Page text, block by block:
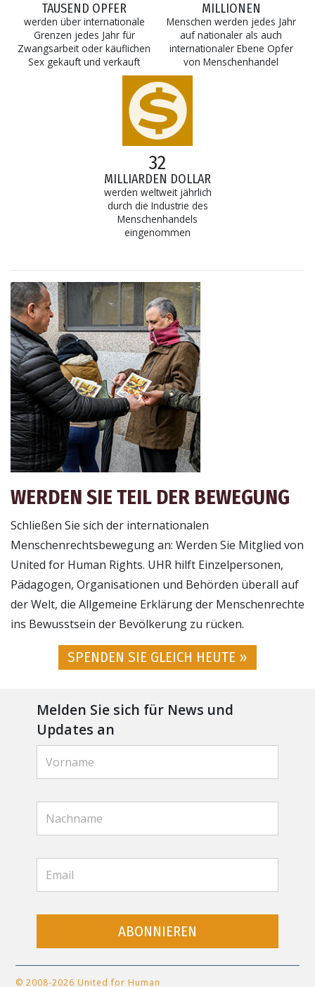
TAUSEND OPFER
werden über internationale
Grenzen jedes Jahr für
Zwangsarbeit oder käuflichen
Sex gekauft und verkauft
MILLIONEN
Menschen werden jedes Jahr
auf nationaler als auch
internationaler Ebene Opfer
von Menschenhandel
32
MILLIARDEN DOLLAR
werden weltweit jährlich
durch die Industrie des
Menschenhandels
eingenommen
WERDEN SIE TEIL DER BEWEGUNG
Schließen Sie sich der internationalen
Menschenrechtsbewegung an: Werden Sie Mitglied von
United for Human Rights. UHR hilft Einzelpersonen,
Pädagogen, Organisationen und Behörden überall auf
der Welt, die Allgemeine Erklärung der Menschenrechte
ins Bewusstsein der Bevölkerung zu rücken.
SPENDEN SIE GLEICH HEUTE »
Melden Sie sich für News und
Updates an
ABONNIEREN
© 2008-2026 United for Human